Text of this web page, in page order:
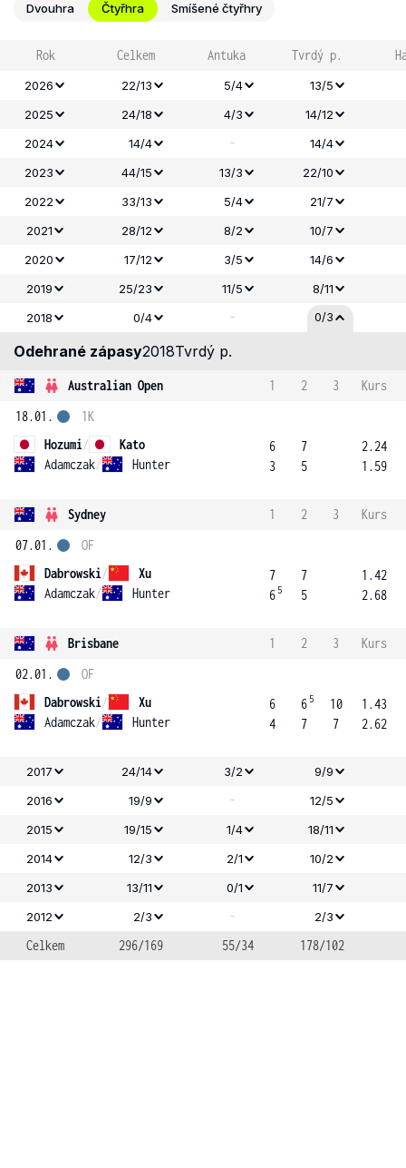
Dvouhra Čtyřhra Smíšené čtyřhry
Rok Celkem Antuka Tvrdý p.
2026 22/13 5/4
13/5
2025
24/18 4/3
14/12
2024
14/4 -
14/4
2023
44/15 13/3
22/10
2022
33/13 5/4
21/7
2021
28/12 8/2
10/7
2020
17/12 3/5
14/6
2019
25/23 11/5 8/11
2018
0/4 - 0/3
Odehrané zápasy2018Tvrdý p.
Australian Open 1 2 3
Kurs
18.01.
Hozumi/
Kato
Adamczak/ Hunter
1K
6
3
7
5
2.24
1.59
Sydney 1 2 3
Kurs
07.01.
Dabrowski/
Xu
Adamczak/ Hunter
OF
7
6 5
7
5
1.42
2.68
Brisbane 1 2 3
Kurs
02.01.
Dabrowski/
Xu
Adamczak/ Hunter
OF
6
4
6 5
7
10
7
1.43
2.62
2017 24/14 3/2
9/9
2016
19/9 -
12/5
2015
19/15 1/4
18/11
2014
12/3 2/1
10/2
2013
13/11 0/1
11/7
2012
2/3 - 2/3
Celkem 296/169 55/34 178/102